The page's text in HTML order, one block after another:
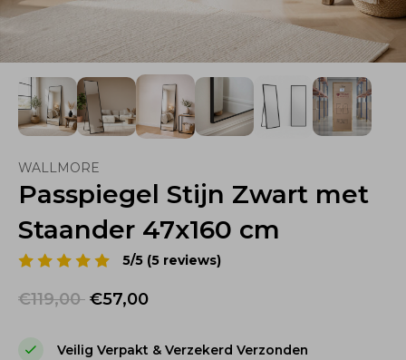
WALLMORE
Passpiegel Stijn Zwart met
Staander 47x160 cm
5/5 (5 reviews)
€119,00 €57,00
Veilig Verpakt & Verzekerd Verzonden